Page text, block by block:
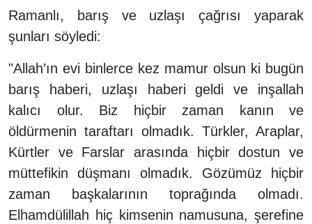
Ramanlı, barış ve uzlaşı çağrısı yaparak
şunları söyledi:
"Allah’ın evi binlerce kez mamur olsun ki bugün
barış haberi, uzlaşı haberi geldi ve inşallah
kalıcı olur. Biz hiçbir zaman kanın ve
öldürmenin taraftarı olmadık. Türkler, Araplar,
Kürtler ve Farslar arasında hiçbir dostun ve
müttefikin düşmanı olmadık. Gözümüz hiçbir
zaman başkalarının toprağında olmadı.
Elhamdülillah hiç kimsenin namusuna, şerefine